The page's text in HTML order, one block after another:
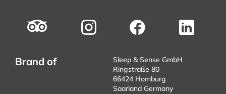
Brand of
Sleep & Sense GmbH
Ringstraße 80
66424 Homburg
Saarland Germany